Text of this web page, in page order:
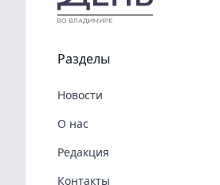
Разделы
Новости
О нас
Редакция
Контакты